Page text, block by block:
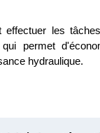
effectuer les
permet
hydraulique.